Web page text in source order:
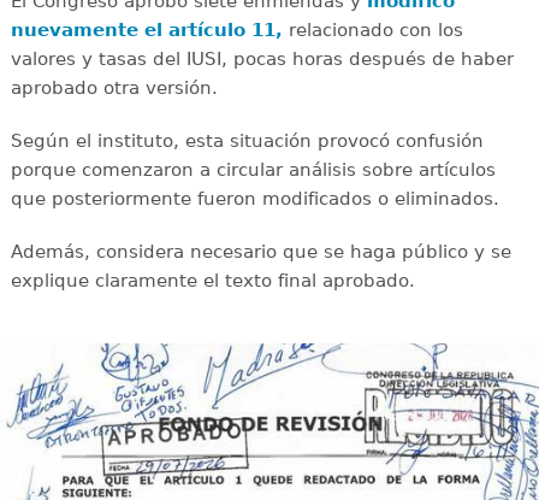
nuevamente el artículo 11, relacionado con los
valores y tasas del IUSI, pocas horas después de haber
aprobado otra versión.
Según el instituto, esta situación provocó confusión
porque comenzaron a circular análisis sobre artículos
que posteriormente fueron modificados o eliminados.
Además, considera necesario que se haga público y se
explique claramente el texto final aprobado.